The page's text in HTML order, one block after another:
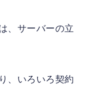
、サーバーの立
、いろいろ契約